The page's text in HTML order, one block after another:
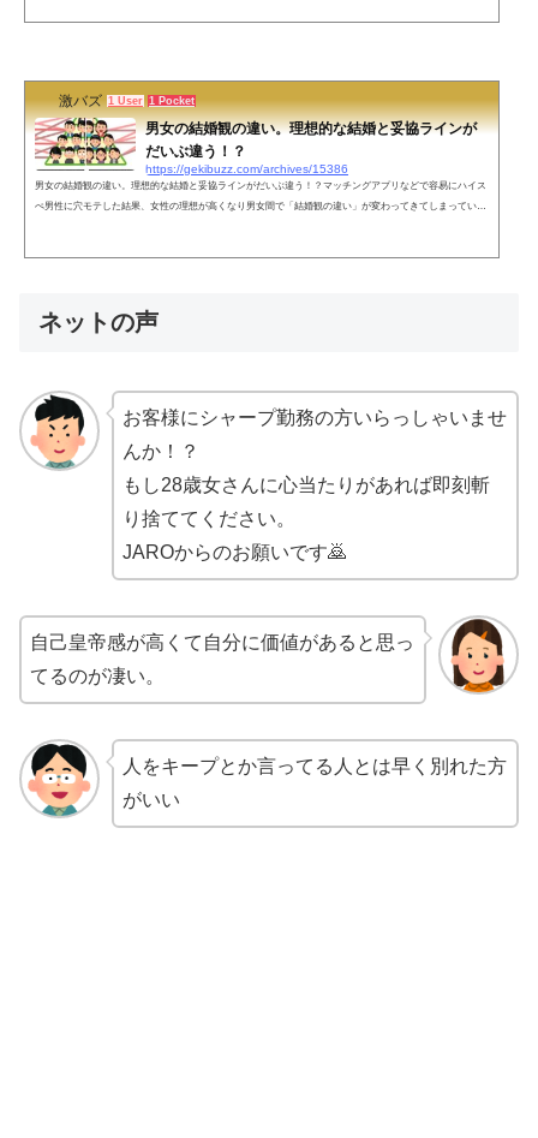
激バズ 1 User 1 Pocket
男女の結婚観の違い。理想的な結婚と妥協ラインが
だいぶ違う！？
https://gekibuzz.com/archives/15386
男女の結婚観の違い。理想的な結婚と妥協ラインがだいぶ違う！？マッチングアプリなどで容易にハイス
ぺ男性に穴モテした結果、女性の理想が高くなり男女間で「結婚観の違い」が変わってきてしまっている
ネットの声
お客様にシャープ勤務の方いらっしゃいませ
んか！？
もし28歳女さんに心当たりがあれば即刻斬
り捨ててください。
JAROからのお願いです🙇
自己皇帝感が高くて自分に価値があると思っ
てるのが凄い。
人をキープとか言ってる人とは早く別れた方
がいい